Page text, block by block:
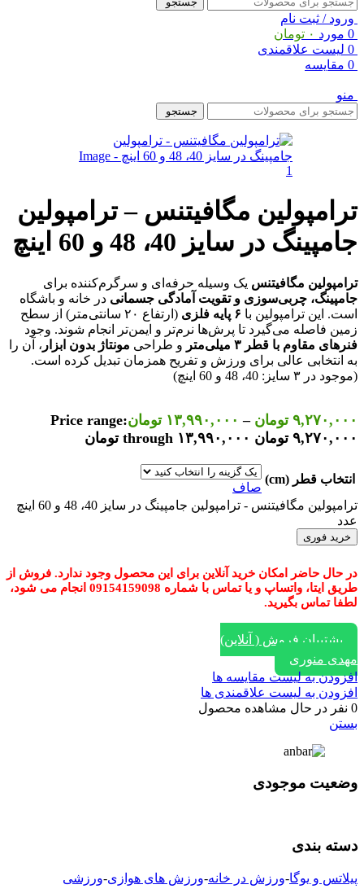
ورود / ثبت نام
0 مورد ۰ تومان
0 لیست علاقمندی
0 مقایسه
منو
جستجو
ترامپولین مگافیتنس – ترامپولین
جامپینگ در سایز 40، 48 و 60 اینچ
ترامپولین مگافیتنس یک وسیله حرفه‌ای و سرگرم‌کننده برای
جامپینگ، چربی‌سوزی و تقویت آمادگی جسمانی در خانه و باشگاه
است. این ترامپولین با ۶ پایه فلزی
(ارتفاع ۲۰ سانتی‌متر) از سطح
زمین فاصله می‌گیرد تا پرش‌ها نرم‌تر و ایمن‌تر انجام شوند. وجود
فنرهای مقاوم با قطر ۳ میلی‌متر
و طراحی مونتاژ بدون ابزار ، آن را
به انتخابی عالی برای ورزش و تفریح همزمان تبدیل کرده است.
(موجود در ۳ سایز: 40، 48 و 60 اینچ)
۹,۲۷۰,۰۰۰ تومان – ۱۳,۹۹۰,۰۰۰ تومانPrice range:
۹,۲۷۰,۰۰۰ تومان through ۱۳,۹۹۰,۰۰۰ تومان
انتخاب قطر (cm)
صاف
ترامپولین مگافیتنس - ترامپولین جامپینگ در سایز 40، 48 و 60 اینچ
عدد
خرید فوری
در حال حاضر امکان خرید آنلاین برای این محصول وجود ندارد. فروش از
طریق ایتا، واتساپ و یا تماس با شماره 09154159098 انجام می شود،
لطفا تماس بگیرید.
پشتیبان فروش ( آنلاین)
مهدی منوری
افزودن به لیست مقایسه ها
افزودن به لیست علاقمندی ها
0 نفر در حال مشاهده محصول
بستن
وضعیت موجودی
دسته بندی
پیلاتس و یوگا-ورزش در خانه-ورزش های هوازی-ورزشی